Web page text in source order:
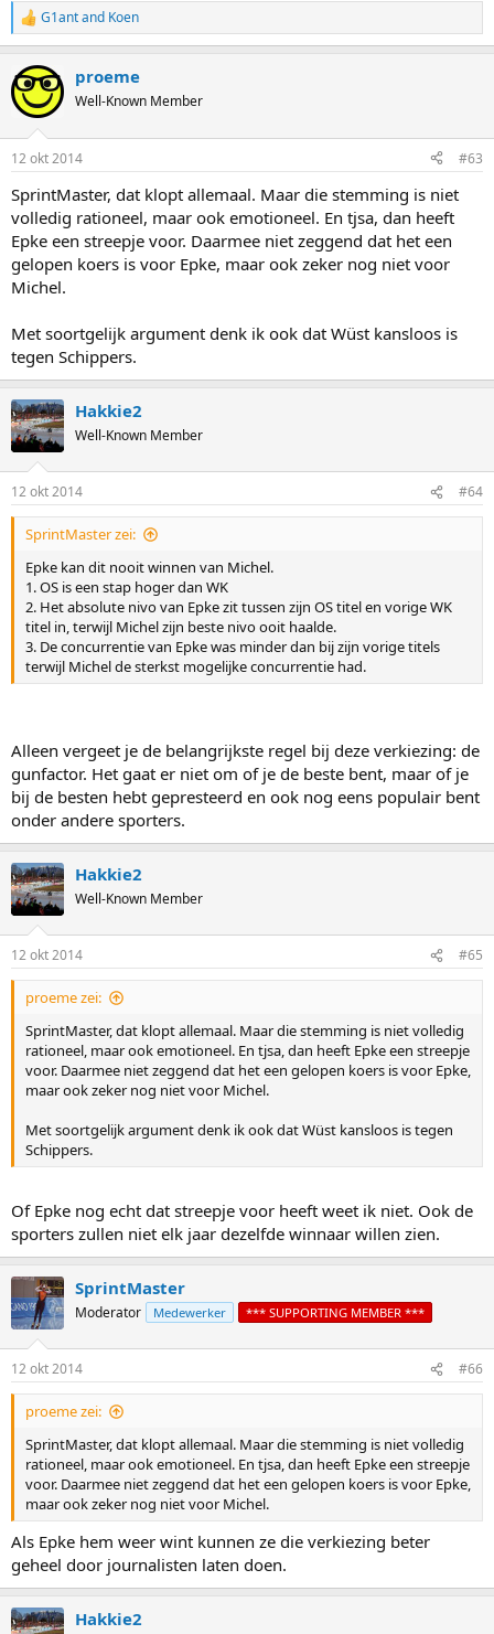
R
e
c
t
i
s
G1antand Koen
proeme
Well-Known Member
12 okt 2014 #63
SprintMaster, dat klopt allemaal. Maar die stemming is niet
volledig rationeel, maar ook emotioneel. En tjsa, dan heeft
Epke een streepje voor. Daarmee niet zeggend dat het een
gelopen koers is voor Epke, maar ook zeker nog niet voor
Michel.
Met soortgelijk argument denk ik ook dat Wüst kansloos is
tegen Schippers.
Hakkie2
Well-Known Member
12 okt 2014 #64
SprintMaster zei:
Epke kan dit nooit winnen van Michel.
1. OS is een stap hoger dan WK
2. Het absolute nivo van Epke zit tussen zijn OS titel en vorige WK
titel in, terwijl Michel zijn beste nivo ooit haalde.
3. De concurrentie van Epke was minder dan bij zijn vorige titels
terwijl Michel de sterkst mogelijke concurrentie had.
Alleen vergeet je de belangrijkste regel bij deze verkiezing: de
gunfactor. Het gaat er niet om of je de beste bent, maar of je
bij de besten hebt gepresteerd en ook nog eens populair bent
onder andere sporters.
Hakkie2
Well-Known Member
12 okt 2014 #65
proeme zei:
SprintMaster, dat klopt allemaal. Maar die stemming is niet volledig
rationeel, maar ook emotioneel. En tjsa, dan heeft Epke een streepje
voor. Daarmee niet zeggend dat het een gelopen koers is voor Epke,
maar ook zeker nog niet voor Michel.
Met soortgelijk argument denk ik ook dat Wüst kansloos is tegen
Schippers.
Of Epke nog echt dat streepje voor heeft weet ik niet. Ook de
sporters zullen niet elk jaar dezelfde winnaar willen zien.
SprintMaster
Moderator Medewerker *** SUPPORTING MEMBER ***
12 okt 2014 #66
proeme zei:
SprintMaster, dat klopt allemaal. Maar die stemming is niet volledig
rationeel, maar ook emotioneel. En tjsa, dan heeft Epke een streepje
voor. Daarmee niet zeggend dat het een gelopen koers is voor Epke,
maar ook zeker nog niet voor Michel.
Als Epke hem weer wint kunnen ze die verkiezing beter
geheel door journalisten laten doen.
Hakkie2